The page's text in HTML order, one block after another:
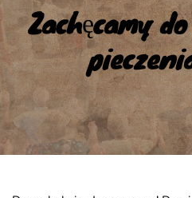
Zachęcamy